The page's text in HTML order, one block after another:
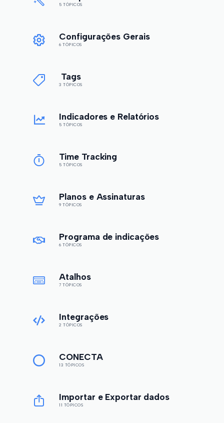
5 TÓPICOS
Configurações Gerais
6 TÓPICOS
Tags
3 TÓPICOS
Indicadores e Relatórios
5 TÓPICOS
Time Tracking
5 TÓPICOS
Planos e Assinaturas
9 TÓPICOS
Programa de indicações
6 TÓPICOS
Atalhos
7 TÓPICOS
Integrações
2 TÓPICOS
CONECTA
13 TÓPICOS
Importar e Exportar dados
11 TÓPICOS